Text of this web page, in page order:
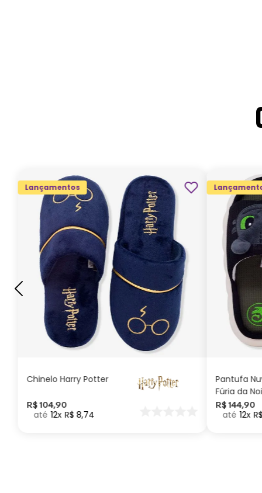
Lançamentos
Chinelo Harry Potter
R$ 104,90
12 R$ 8,74
G GG M P
ADICIONAR AO
CARRINHO
Pantufa
Fúria da
Como
seu Dragão
R$ 144,90
12 R$